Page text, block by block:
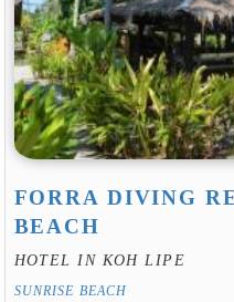
FORRA DIVING
BEACH
HOTEL IN KOH LIPE
SUNRISE BEACH